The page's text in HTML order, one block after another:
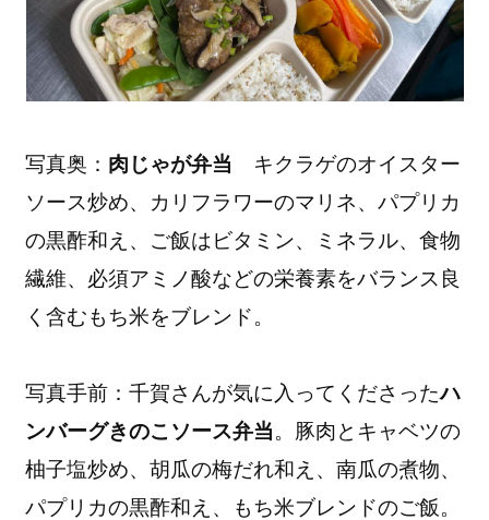
写真奥： 肉じゃが弁当
キクラゲのオイスター
ソース炒め、カリフラワーのマリネ、パプリカ
の黒酢和え、ご飯はビタミン、ミネラル、食物
繊維、必須アミノ酸などの栄養素をバランス良
く含むもち米をブレンド。
写真手前：千賀さんが気に入ってくださったハ
ンバーグきのこソース弁当。豚肉とキャベツの
柚子塩炒め、胡瓜の梅だれ和え、南瓜の煮物、
パプリカの黒酢和え、もち米ブレンドのご飯。